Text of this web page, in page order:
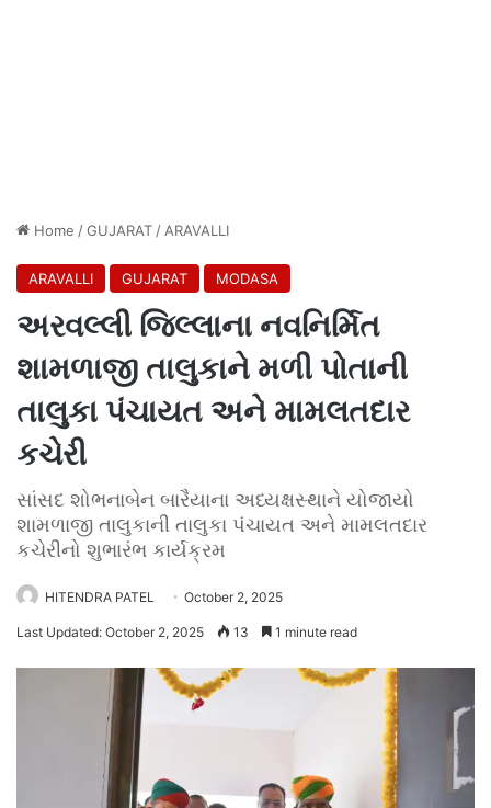
Home /GUJARAT / ARAVALLI
ARAVALLI GUJARAT MODASA
અરવલ્લી જિલ્લાના નવનિર્મિત
શામળાજી તાલુકાને મળી પોતાની
તાલુકા પંચાયત અને મામલતદાર
કચેરી
સાંસદ શોભનાબેન બારૈયાના અધ્યક્ષસ્થાને યોજાયો
શામળાજી તાલુકાની તાલુકા પંચાયત અને મામલતદાર
કચેરીનો શુભારંભ કાર્યક્રમ
HITENDRA PATEL October 2, 2025
Last Updated: October 2, 2025 13 1 minute read